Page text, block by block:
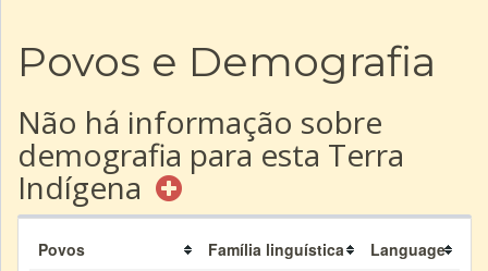
Povos e Demografia
Não há informação sobre
demografia para esta Terra
Indígena
Povos Família linguística
Language